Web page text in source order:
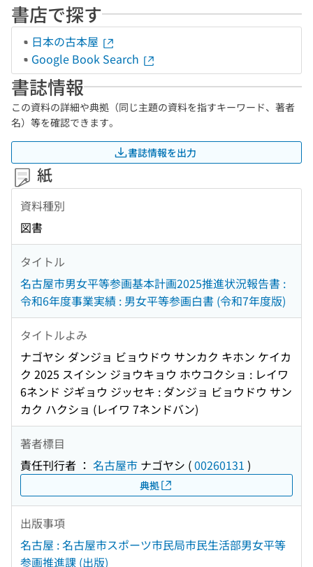
書店で探す
日本の古本屋
Google Book Search
書誌情報
この資料の詳細や典拠（同じ主題の資料を指すキーワード、著者
名）等を確認できます。
書誌情報を出力
紙
資料種別
図書
タイトル
名古屋市男女平等参画基本計画2025推進状況報告書 :
令和6年度事業実績 : 男女平等参画白書 (令和7年度版)
タイトルよみ
ナゴヤシ ダンジョ ビョウドウ サンカク キホン ケイカ
ク 2025 スイシン ジョウキョウ ホウコクショ : レイワ
6ネンド ジギョウ ジッセキ : ダンジョ ビョウドウ サン
カク ハクショ (レイワ 7ネンドバン)
著者標目
責任刊行者 ： 名古屋市 ナゴヤシ (00260131 )
典拠
出版事項
名古屋 : 名古屋市スポーツ市民局市民生活部男女平等
参画推進課 (出版)